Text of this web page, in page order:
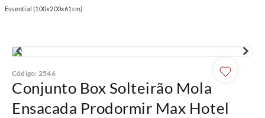
Essential (100x200x61cm)
Código: 2546
Conjunto Box Solteirão Mola
Ensacada Prodormir Max Hotel